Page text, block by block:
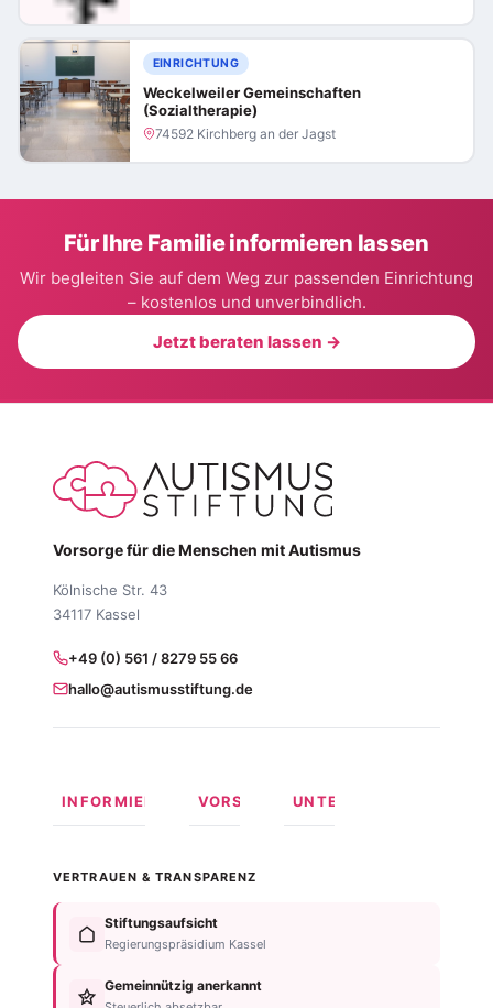
EINRICHTUNG
Weckelweiler Gemeinschaften
(Sozialtherapie)
74592 Kirchberg an der Jagst
Für Ihre Familie informieren lassen
Wir begleiten Sie auf dem Weg zur passenden Einrichtung
– kostenlos und unverbindlich.
Jetzt beraten lassen →
Vorsorge für die Menschen mit Autismus
Kölnische Str. 43
34117 Kassel
+49 (0) 561 / 8279 55 66
hallo@autismusstiftung.de
INFORMIEREN
Formen
Autismus
Anzeichen
Diagnose
VORSORGEN
Behindertentestament
Im
Testament
Nachlassplanung
UNTERSTÜTZEN
VERTRAUEN & TRANSPARENZ
Stiftungsaufsicht
Regierungspräsidium Kassel
Gemeinnützig anerkannt